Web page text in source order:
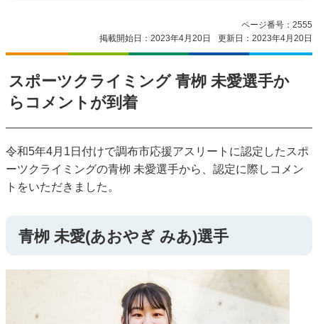
ページ番号：2555
掲載開始日：2023年4月20日
更新日：2023年4月20日
スポーツクライミング 青栁 未愛選手か
らコメントが到着
令和5年4月1日付けで調布市応援アスリートに認定したスポ
ーツクライミングの青栁 未愛選手から、認定に際しコメン
トをいただきました。
青栁 未愛(あおやぎ みあ)選手